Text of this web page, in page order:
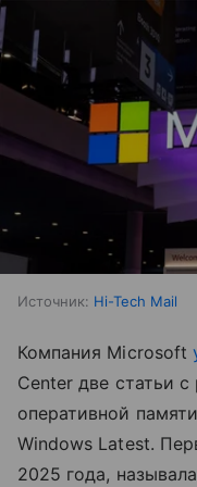
Источник: Hi-Tech Mail
Компания Microsoft
Center две статьи
оперативной
Windows Latest.
2025 года,